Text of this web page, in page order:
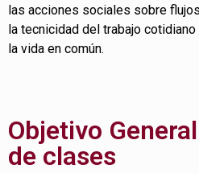
las acciones sociales sobre
la tecnicidad del trabajo
la vida en común.
Objetivo
de clases